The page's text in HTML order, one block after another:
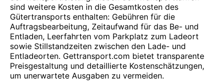
sind weitere Kosten in die Gesamtkosten des
Gütertransports enthalten: Gebühren für die
Auftragsbearbeitung, Zeitaufwand für das Be- und
Entladen, Leerfahrten vom Parkplatz zum Ladeort
sowie Stillstandzeiten zwischen den Lade- und
Entladeorten. Gettransport.com bietet transparente
Preisgestaltung und detaillierte Kostenschätzungen,
um unerwartete Ausgaben zu vermeiden.